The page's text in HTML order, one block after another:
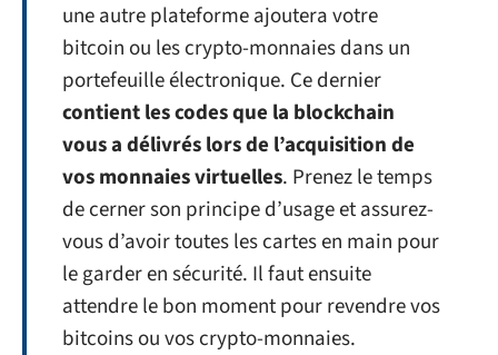
une autre plateforme ajoutera votre
bitcoin ou les crypto-monnaies dans un
portefeuille électronique. Ce dernier
contient les codes que la blockchain
vous a délivrés lors de l’acquisition de
vos monnaies virtuelles. Prenez le temps
de cerner son principe d’usage et assurez-
vous d’avoir toutes les cartes en main pour
le garder en sécurité. Il faut ensuite
attendre le bon moment pour revendre vos
bitcoins ou vos crypto-monnaies.